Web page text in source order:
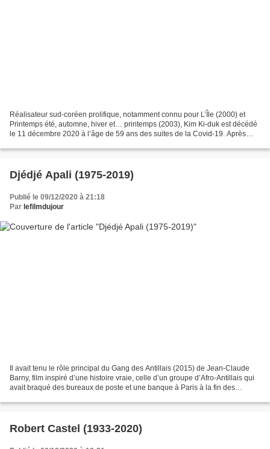
Réalisateur sud-coréen prolifique, notamment connu pour L’Île (2000) et
Printemps été, automne, hiver et… printemps (2003), Kim Ki-duk est décédé
le 11 décembre 2020 à l’âge de 59 ans des suites de la Covid-19. Après
Djédjé Apali (1975-2019)
Publié le 09/12/2020 à 21:18
Par lefilmdujour
Il avait tenu le rôle principal du Gang des Antillais (2015) de Jean-Claude
Barny, film inspiré d’une histoire vraie, celle d’un groupe d’Afro-Antillais qui
avait braqué des bureaux de poste et une banque à Paris à la fin des
Robert Castel (1933-2020)